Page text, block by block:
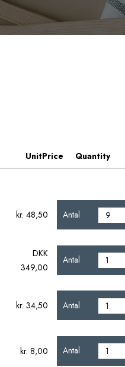
UnitPrice Quantity
kr. 48,50 Antal
DKK
349,00
Antal
kr. 34,50 Antal
kr. 8,00 Antal